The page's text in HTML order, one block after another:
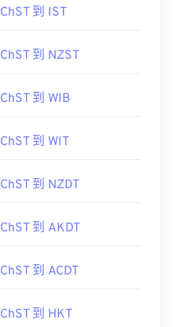
ChST 到 IST
ChST 到 NZST
ChST 到 WIB
ChST 到 WIT
ChST 到 NZDT
ChST 到 AKDT
ChST 到 ACDT
ChST 到 HKT